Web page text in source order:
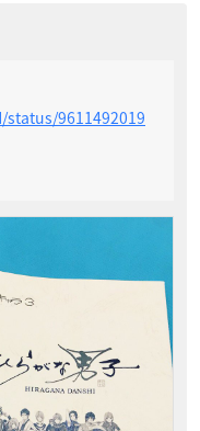
status/9611492019